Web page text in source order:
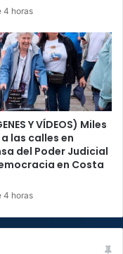
4 horas
Y VÍDEOS) Miles
las calles en
del Poder Judicial
en Costa
4 horas